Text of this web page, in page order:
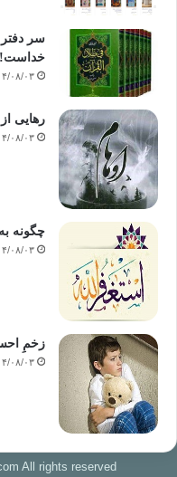
سر دفتر
خداست‌!
۰۴/۰۸/
رهایی
۰۴/۰۸/
چگونه
۰۴/۰۸/
زخمِ
۰۴/۰۸/
All rights reserved